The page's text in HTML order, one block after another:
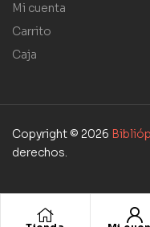
Mi cuenta
Carrito
Caja
Copyright © 2026
derechos.